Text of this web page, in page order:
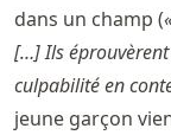
dans un champ (
[…] Ils
culpabilité en
jeune garçon